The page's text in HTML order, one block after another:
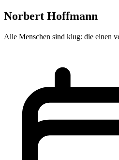
Norbert Hoffmann
Alle Menschen sind klug: die einen